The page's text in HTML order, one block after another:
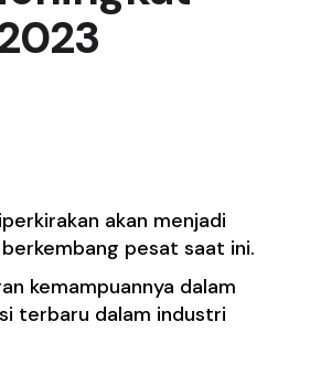
akan menjadi
pesat saat ini.
kemampuannya dalam
terbaru dalam industri